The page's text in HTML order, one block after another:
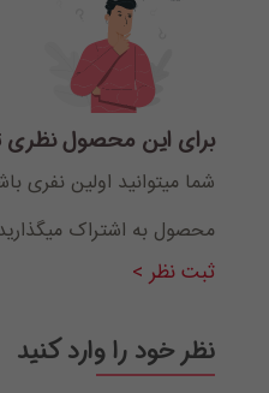
برای این محصول
شما میتوانید اولین نفری
محصول به اشتراک
ثبت نظر >
نظر خود را وارد کنید